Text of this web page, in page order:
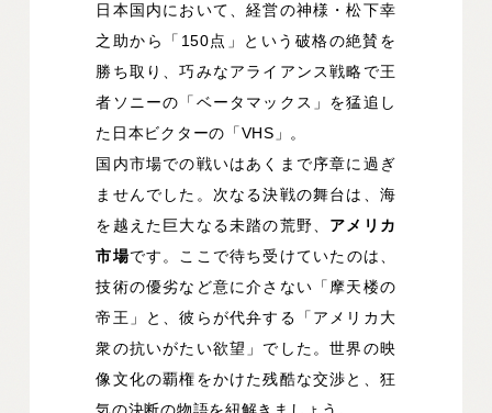
日本国内において、経営の神様・松下幸
之助から「150点」という破格の絶賛を
勝ち取り、巧みなアライアンス戦略で王
者ソニーの「ベータマックス」を猛追し
た日本ビクターの「VHS」。
国内市場での戦いはあくまで序章に過ぎ
ませんでした。次なる決戦の舞台は、海
を越えた巨大なる未踏の荒野、 アメリカ
市場です。ここで待ち受けていたのは、
技術の優劣など意に介さない「摩天楼の
帝王」と、彼らが代弁する「アメリカ大
衆の抗いがたい欲望」でした。世界の映
像文化の覇権をかけた残酷な交渉と、狂